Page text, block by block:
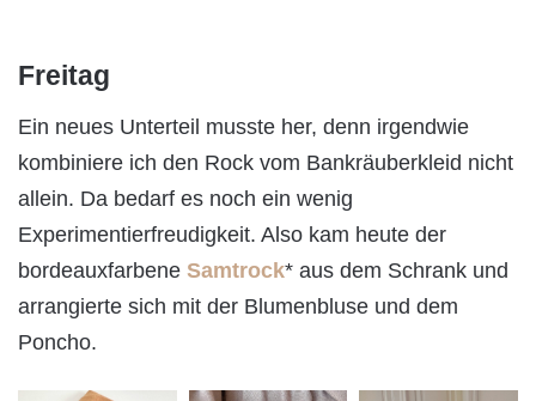
Freitag
Ein neues Unterteil musste her, denn irgendwie
kombiniere ich den Rock vom Bankräuberkleid nicht
allein. Da bedarf es noch ein wenig
Experimentierfreudigkeit. Also kam heute der
bordeauxfarbene Samtrock* aus dem Schrank und
arrangierte sich mit der Blumenbluse und dem
Poncho.